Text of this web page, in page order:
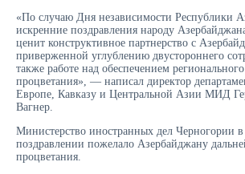
«По случаю Дня независимости Республики
искренние поздравления народу
ценит конструктивное партнерство с
приверженной углублению двустороннего
также работе над обеспечением
процветания», — написал директор
Европе, Кавказу и Центральной Азии МИД
Вагнер.
Министерство иностранных дел Черногории
поздравлении пожелало Азербайджану
процветания.